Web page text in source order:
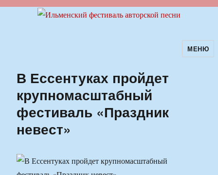
Ильменский фестиваль авторскойМЕНЮ
В Ессентуках пройдет
крупномасштабный
фестиваль «Праздник
невест»